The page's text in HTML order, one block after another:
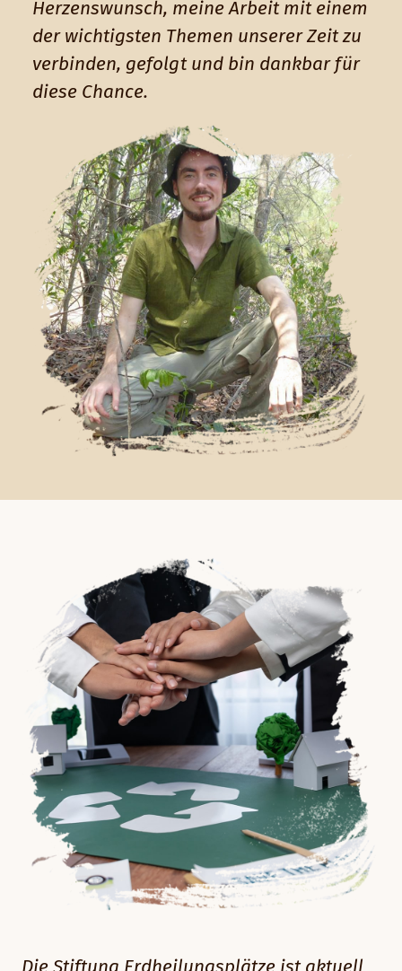
Herzenswunsch, meine Arbeit mit einem
der wichtigsten Themen unserer Zeit zu
verbinden, gefolgt und bin dankbar für
diese Chance.
Die Stiftung Erdheilungsplätze ist aktuell